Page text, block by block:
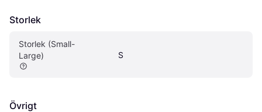
Storlek
Storlek (Small-
Large)
S
Övrigt